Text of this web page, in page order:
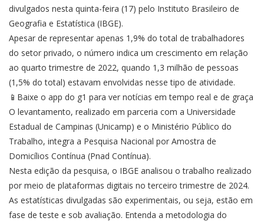
divulgados nesta quinta-feira (17) pelo Instituto Brasileiro de
Geografia e Estatística (IBGE).
Apesar de representar apenas 1,9% do total de trabalhadores
do setor privado, o número indica um crescimento em relação
ao quarto trimestre de 2022, quando 1,3 milhão de pessoas
(1,5% do total) estavam envolvidas nesse tipo de atividade.
📱Baixe o app do g1 para ver notícias em tempo real e de graça
O levantamento, realizado em parceria com a Universidade
Estadual de Campinas (Unicamp) e o Ministério Público do
Trabalho, integra a Pesquisa Nacional por Amostra de
Domicílios Contínua (Pnad Contínua).
Nesta edição da pesquisa, o IBGE analisou o trabalho realizado
por meio de plataformas digitais no terceiro trimestre de 2024.
As estatísticas divulgadas são experimentais, ou seja, estão em
fase de teste e sob avaliação. Entenda a metodologia do